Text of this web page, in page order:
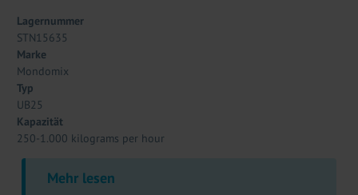
Lagernummer
STN15635
Marke
Mondomix
Typ
UB25
Kapazität
250-1.000 kilograms per hour
Mehr lesen